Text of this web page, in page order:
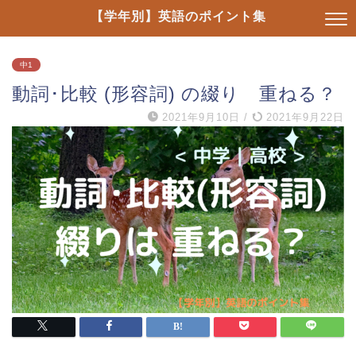
【学年別】英語のポイント集
中1
動詞･比較 (形容詞) の綴り 重ねる？
2021年9月10日 / 2021年9月22日